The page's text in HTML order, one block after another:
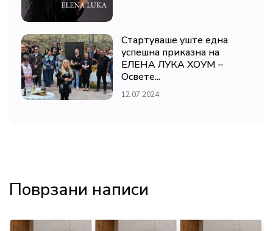
Стартуваше уште една
успешна приказна на
ЕЛЕНА ЛУКА ХОУМ –
Освете...
12.07.2024
Поврзани написи